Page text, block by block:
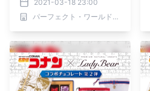
2021-03-18 23:00
パーフェクト・ワールド株式会社